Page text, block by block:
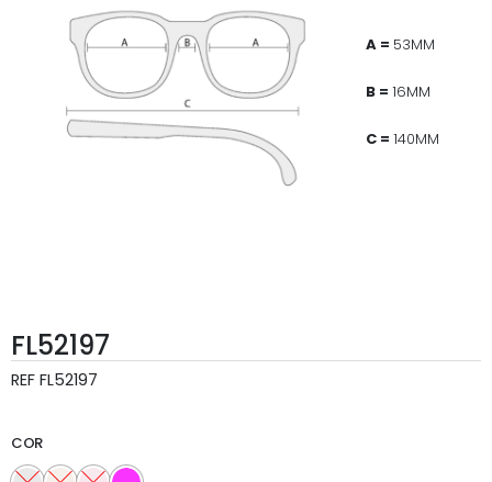
A = 53MM
B = 16MM
C = 140MM
FL52197
REF FL52197
COR